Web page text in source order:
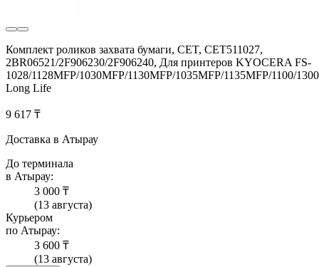
Комплект роликов захвата бумаги, CET, CET511027,
2BR06521/2F906230/2F906240, Для принтеров KYOCERA FS-
1028/1128MFP/1030MFP/1130MFP/1035MFP/1135MFP/1100/
Long Life
9 617 ₸
Доставка в Атырау
До терминала
в Атырау:
3 000 ₸
(13 августа)
Курьером
по Атырау:
3 600 ₸
(13 августа)